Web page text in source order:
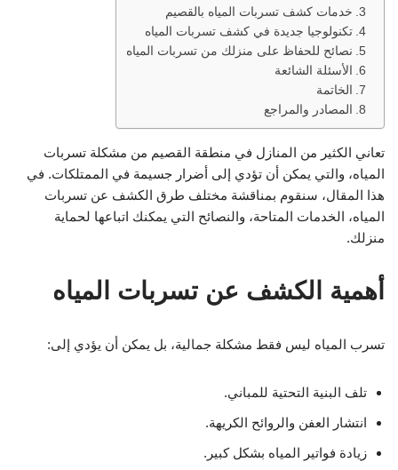
خدمات كشف تسربات المياه بالقصيم
تكنولوجيا جديدة في كشف تسربات المياه
نصائح للحفاظ على منزلك من تسربات المياه
الأسئلة الشائعة
الخاتمة
المصادر والمراجع
تعاني الكثير من المنازل في منطقة القصيم من مشكلة تسربات
المياه، والتي يمكن أن تؤدي إلى أضرار جسيمة في الممتلكات. في
هذا المقال، سنقوم بمناقشة مختلف طرق الكشف عن تسربات
المياه، الخدمات المتاحة، والنصائح التي يمكنك اتباعها لحماية
منزلك.
أهمية الكشف عن تسربات المياه
تسرب المياه ليس فقط مشكلة جمالية، بل يمكن أن يؤدي إلى:
تلف البنية التحتية للمباني.
انتشار العفن والروائح الكريهة.
زيادة فواتير المياه بشكل كبير.